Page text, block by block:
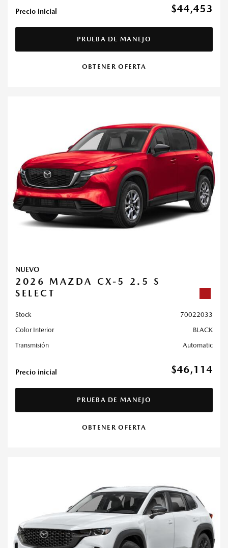
Precio inicial $44,453
PRUEBA DE MANEJO
OBTENER OFERTA
NUEVO
2026 MAZDA CX-5 2.5 S
SELECT
Stock
70022033
Color Interior
BLACK
Transmisión
Automatic
Precio inicial $46,114
PRUEBA DE MANEJO
OBTENER OFERTA